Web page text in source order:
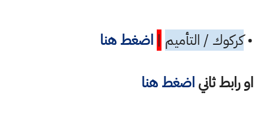
•كركوك / التأميم | اضغط هنا
او رابط ثانياضغط هنا